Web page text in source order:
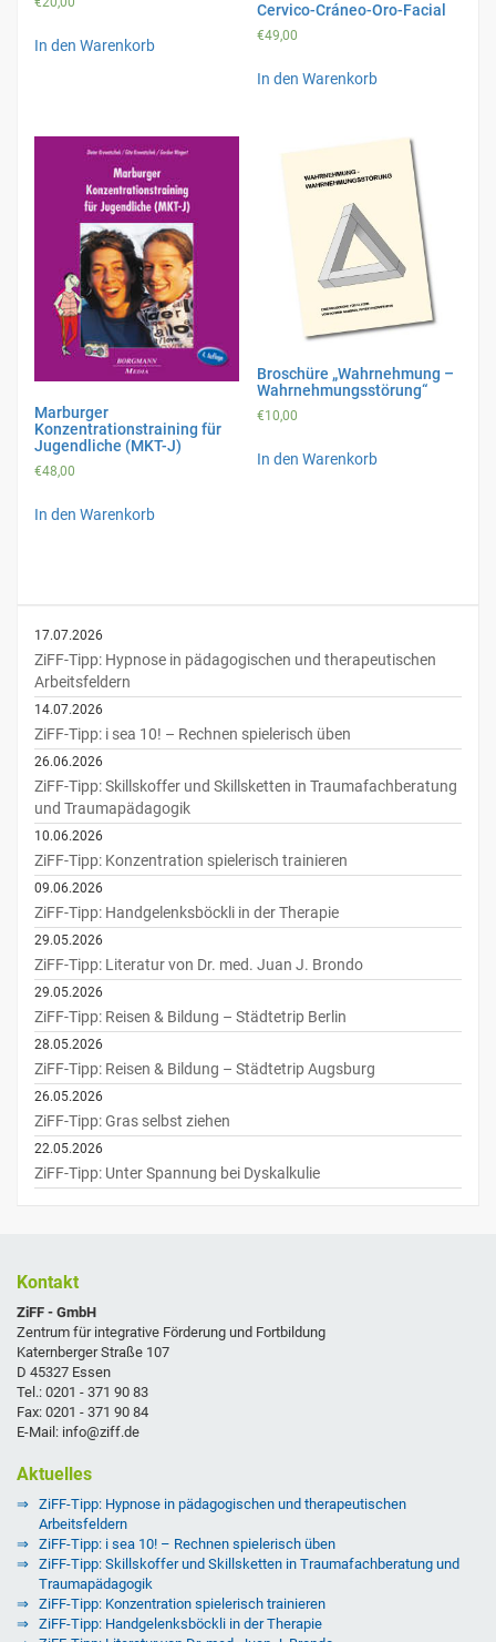
In den Warenkorb
Cervico-Cráneo-Oro-Facial
€49,00
In den Warenkorb
Marburger
Konzentrationstraining für
Jugendliche (MKT-J)
€48,00
In den Warenkorb
Broschüre „Wahrnehmung –
Wahrnehmungsstörung“
€10,00
In den Warenkorb
17.07.2026
ZiFF-Tipp: Hypnose in pädagogischen und therapeutischen
Arbeitsfeldern
14.07.2026
ZiFF-Tipp: i sea 10! – Rechnen spielerisch üben
26.06.2026
ZiFF-Tipp: Skillskoffer und Skillsketten in Traumafachberatung
und Traumapädagogik
10.06.2026
ZiFF-Tipp: Konzentration spielerisch trainieren
09.06.2026
ZiFF-Tipp: Handgelenksböckli in der Therapie
29.05.2026
ZiFF-Tipp: Literatur von Dr. med. Juan J. Brondo
29.05.2026
ZiFF-Tipp: Reisen & Bildung – Städtetrip Berlin
28.05.2026
ZiFF-Tipp: Reisen & Bildung – Städtetrip Augsburg
26.05.2026
ZiFF-Tipp: Gras selbst ziehen
22.05.2026
ZiFF-Tipp: Unter Spannung bei Dyskalkulie
Kontakt
ZiFF - GmbH
Zentrum für integrative Förderung und Fortbildung
Katernberger Straße 107
D 45327 Essen
Tel.: 0201 - 371 90 83
Fax: 0201 - 371 90 84
E-Mail: info@ziff.de
Aktuelles
ZiFF-Tipp: Hypnose in pädagogischen und therapeutischen
Arbeitsfeldern
ZiFF-Tipp: i sea 10! – Rechnen spielerisch üben
ZiFF-Tipp: Skillskoffer und Skillsketten in Traumafachberatung und
Traumapädagogik
ZiFF-Tipp: Konzentration spielerisch trainieren
ZiFF-Tipp: Handgelenksböckli in der Therapie